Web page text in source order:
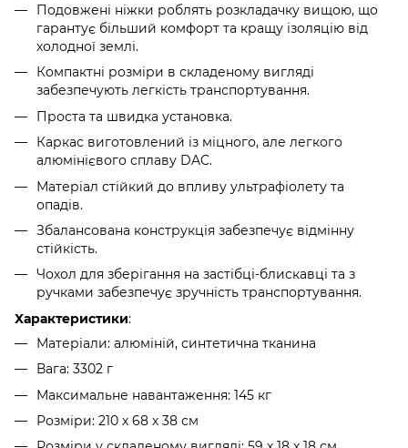
Подовжені ніжки роблять розкладачку вищою, що
гарантує більший комфорт та кращу ізоляцію від
холодної землі.
Компактні розміри в складеному вигляді
забезпечують легкість транспортування.
Проста та швидка установка.
Каркас виготовлений із міцного, але легкого
алюмінієвого сплаву DAC.
Матеріал стійкий до впливу ультрафіолету та
опадів.
Збалансована конструкція забезпечує відмінну
стійкість.
Чохол для зберігання на застібці-блискавці та з
ручками забезпечує зручність транспортування.
Характеристики:
Матеріали: алюміній, синтетична тканина
Вага: 3302 г
Максимальне навантаження: 145 кг
Розміри: 210 х 68 х 38 см